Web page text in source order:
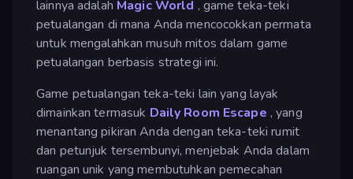
lainnya adalah Magic World , game teka-teki
petualangan di mana Anda mencocokkan permata
untuk mengalahkan musuh mitos dalam game
petualangan berbasis strategi ini.
Game petualangan teka-teki lain yang layak
dimainkan termasuk Daily Room Escape , yang
menantang pikiran Anda dengan teka-teki rumit
dan petunjuk tersembunyi, menjebak Anda dalam
ruangan unik yang membutuhkan pemecahan